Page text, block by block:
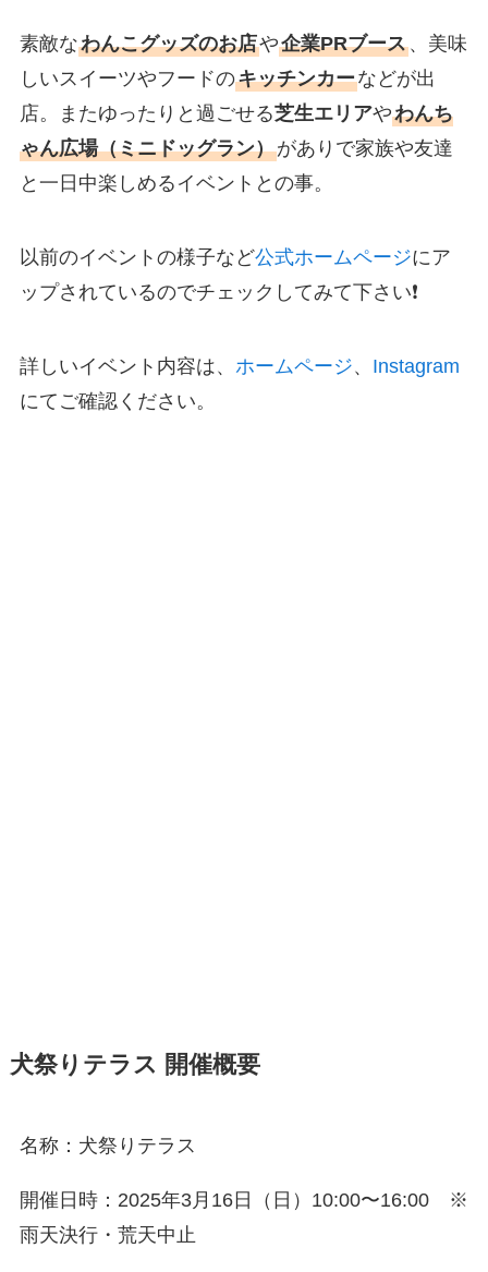
素敵なわんこグッズのお店や企業PRブース、美味
しいスイーツやフードのキッチンカーなどが出
店。またゆったりと過ごせる芝生エリアやわんち
ゃん広場（ミニドッグラン）がありで家族や友達
と一日中楽しめるイベントとの事。
以前のイベントの様子など公式ホームページにア
ップされているのでチェックしてみて下さい❗️
詳しいイベント内容は、 ホームページ、 Instagram
にてご確認ください。
犬祭りテラス 開催概要
名称：犬祭りテラス
開催日時：2025年3月16日（日）10:00〜16:00 ※
雨天決行・荒天中止